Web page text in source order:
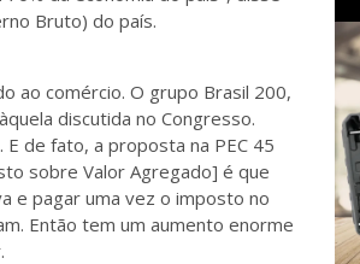
Bruto) do país.
ao comércio. O grupo Brasil 200,
discutida no Congresso.
de fato, a proposta na PEC 45
sobre Valor Agregado] é que
e pagar uma vez o imposto no
Então tem um aumento enorme